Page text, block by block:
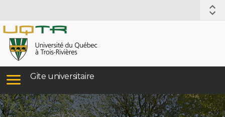
Gite universitaire